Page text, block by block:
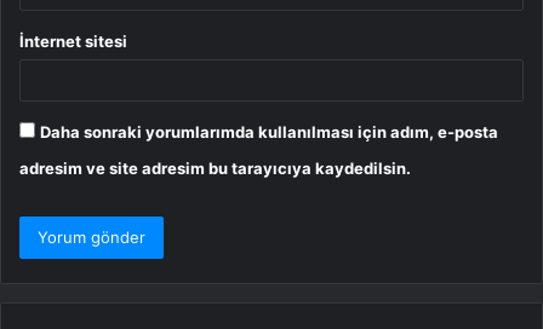
İnternet sitesi
Daha sonraki yorumlarımda kullanılması için adım, e-posta
adresim ve site adresim bu tarayıcıya kaydedilsin.